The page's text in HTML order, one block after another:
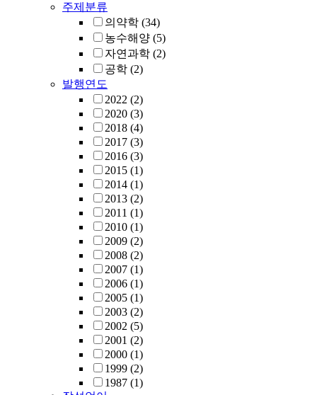
주제분류
의약학 (34)
농수해양 (5)
자연과학 (2)
공학 (2)
발행연도
2022 (2)
2020 (3)
2018 (4)
2017 (3)
2016 (3)
2015 (1)
2014 (1)
2013 (2)
2011 (1)
2010 (1)
2009 (2)
2008 (2)
2007 (1)
2006 (1)
2005 (1)
2003 (2)
2002 (5)
2001 (2)
2000 (1)
1999 (2)
1987 (1)